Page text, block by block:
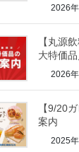
2026
【丸源
大特価
2026
【9/20
案内
2025